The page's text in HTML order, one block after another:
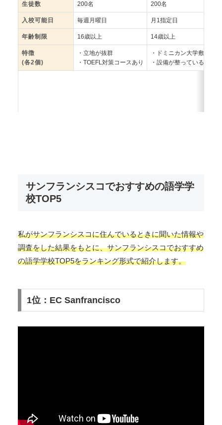
生徒数 200名 200名
入校可能日 毎週月曜日 月1指定日
年齢制限 16歳以上 14歳以上
特徴
(各2個)
・立地が抜群
・TOEFL対策コースあり
・ドミニカン大学敷地内
・設備が整っている
サンフランシスコでおすすめの語学学
校TOP5
私がサンフランシスコに住んでいるときに聞いた情報や
調査をした結果をもとに、サンフランシスコでおすすめ
の語学学校TOP5をランキング形式で紹介します。
1位：EC Sanfrancisco